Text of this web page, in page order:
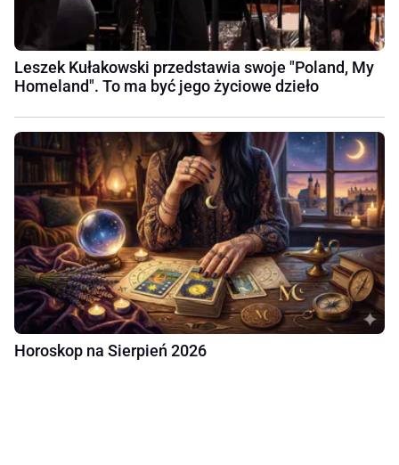
Leszek Kułakowski przedstawia swoje "Poland, My
Homeland". To ma być jego życiowe dzieło
Horoskop na Sierpień 2026